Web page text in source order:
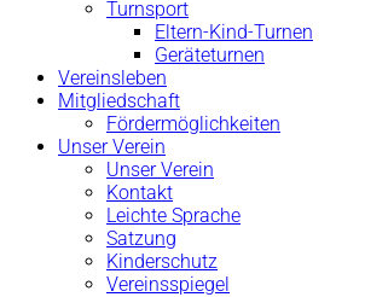
Turnsport
Eltern-Kind-Turnen
Geräteturnen
Vereinsleben
Mitgliedschaft
Fördermöglichkeiten
Unser Verein
Unser Verein
Kontakt
Leichte Sprache
Satzung
Kinderschutz
Vereinsspiegel